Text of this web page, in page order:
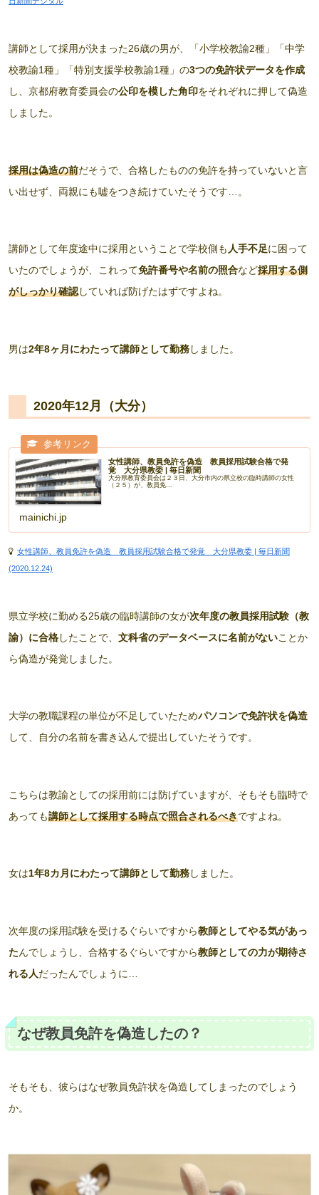
講師として採用が決まった26歳の男が、「小学校教諭2種」「中学
校教諭1種」「特別支援学校教諭1種」の3つの免許状データを作成
し、京都府教育委員会の公印を模した角印をそれぞれに押して偽造
しました。
採用は偽造の前だそうで、合格したものの免許を持っていないと言
い出せず、両親にも嘘をつき続けていたそうです…。
講師として年度途中に採用ということで学校側も 人手不足に困って
いたのでしょうが、これって免許番号や名前の照合など採用する側
がしっかり確認していれば防げたはずですよね。
男は2年8ヶ月にわたって講師として勤務しました。
2020年12月（大分）
女性講師、教員免許を偽造 教員採用試験合格で発
覚 大分県教委 | 毎日新聞
大分県教育委員会は２３日、大分市内の県立校の臨時講師の女性
（２５）が、教員免...
mainichi.jp
女性講師、教員免許を偽造 教員採用試験合格で発覚 大分県教委 | 毎日新聞
(2020.12.24)
県立学校に勤める25歳の臨時講師の女が次年度の教員採用試験（教
諭）に合格したことで、 文科省のデータベースに名前がないことか
ら偽造が発覚しました。
大学の教職課程の単位が不足していたためパソコンで免許状を偽造
して、自分の名前を書き込んで提出していたそうです。
こちらは教諭としての採用前には防げていますが、そもそも臨時で
あっても講師として採用する時点で照合されるべきですよね。
女は1年8カ月にわたって講師として勤務しました。
次年度の採用試験を受けるぐらいですから教師としてやる気があっ
たんでしょうし、合格するぐらいですから教師としての力が期待さ
れる人だったんでしょうに…
なぜ教員免許を偽造したの？
そもそも、彼らはなぜ教員免許状を偽造してしまったのでしょう
か。